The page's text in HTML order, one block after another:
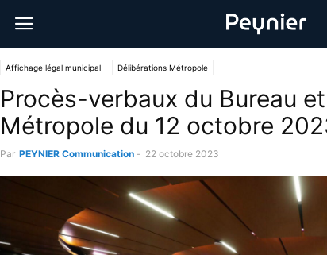
Affichage légal municipal Délibérations Métropole
Procès-verbaux du Bureau
Métropole du 12 octobre
Par PEYNIER Communication - 22 octobre 2023